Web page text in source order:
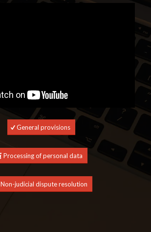
General provisions
Processing of personal data
Non-judicial dispute resolution